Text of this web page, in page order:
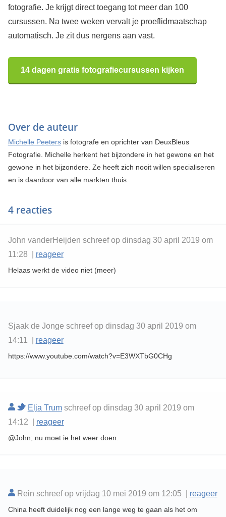
fotografie. Je krijgt direct toegang tot meer dan 100
cursussen. Na twee weken vervalt je proeflidmaatschap
automatisch. Je zit dus nergens aan vast.
14 dagen gratis fotografiecursussen kijken
Over de auteur
Michelle Peetersis fotografe en oprichter van DeuxBleus
Fotografie. Michelle herkent het bijzondere in het gewone en het
gewone in het bijzondere. Ze heeft zich nooit willen specialiseren
en is daardoor van alle markten thuis.
4 reacties
John vanderHeijden schreef op dinsdag 30 april 2019 om
11:28 | reageer
Helaas werkt de video niet (meer)
Sjaak de Jonge schreef op dinsdag 30 april 2019 om
14:11 | reageer
https://www.youtube.com/watch?v=E3WXTbG0CHg
Elja Trumschreef op dinsdag 30 april 2019 om
14:12 | reageer
@John; nu moet ie het weer doen.
Rein schreef op vrijdag 10 mei 2019 om 12:05 | reageer
China heeft duidelijk nog een lange weg te gaan als het om